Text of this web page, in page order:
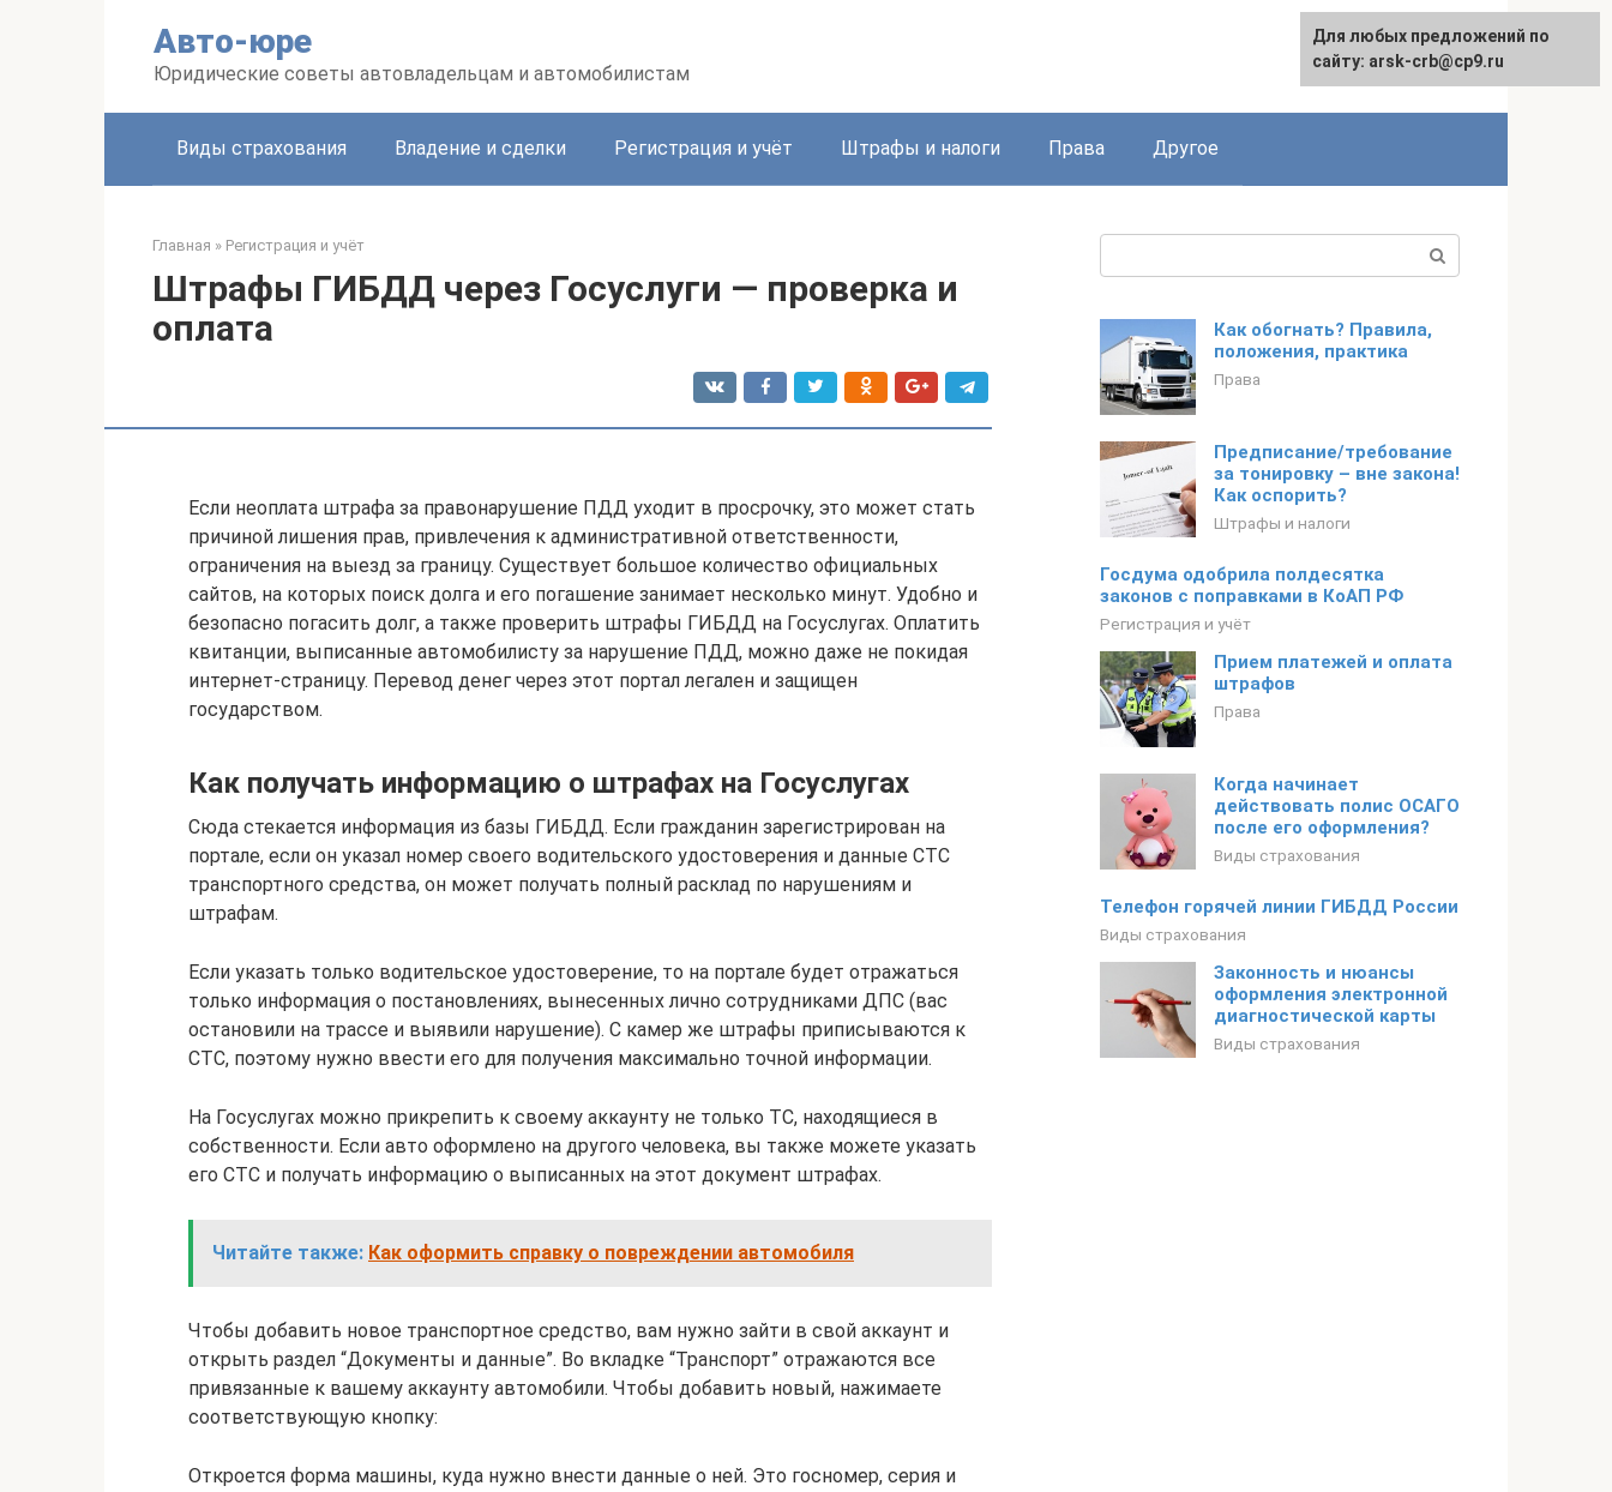
Авто-юре
Юридические советы автовладельцам и автомобилистам
Виды страхования Владение и сделки Регистрация и учёт Штрафы и налоги Права Другое
Главная » Регистрация и учёт
Штрафы ГИБДД через Госуслуги — проверка и
оплата
Если неоплата штрафа за правонарушение ПДД уходит в просрочку, это может стать
причиной лишения прав, привлечения к административной ответственности,
ограничения на выезд за границу. Существует большое количество официальных
сайтов, на которых поиск долга и его погашение занимает несколько минут. Удобно и
безопасно погасить долг, а также проверить штрафы ГИБДД на Госуслугах. Оплатить
квитанции, выписанные автомобилисту за нарушение ПДД, можно даже не покидая
интернет-страницу. Перевод денег через этот портал легален и защищен
государством.
Как получать информацию о штрафах на Госуслугах
Сюда стекается информация из базы ГИБДД. Если гражданин зарегистрирован на
портале, если он указал номер своего водительского удостоверения и данные СТС
транспортного средства, он может получать полный расклад по нарушениям и
штрафам.
Если указать только водительское удостоверение, то на портале будет отражаться
только информация о постановлениях, вынесенных лично сотрудниками ДПС (вас
остановили на трассе и выявили нарушение). С камер же штрафы приписываются к
СТС, поэтому нужно ввести его для получения максимально точной информации.
На Госуслугах можно прикрепить к своему аккаунту не только ТС, находящиеся в
собственности. Если авто оформлено на другого человека, вы также можете указать
его СТС и получать информацию о выписанных на этот документ штрафах.
Читайте также: Как оформить справку о повреждении автомобиля
Чтобы добавить новое транспортное средство, вам нужно зайти в свой аккаунт и
открыть раздел “Документы и данные”. Во вкладке “Транспорт” отражаются все
привязанные к вашему аккаунту автомобили. Чтобы добавить новый, нажимаете
соответствующую кнопку:
Откроется форма машины, куда нужно внести данные о ней. Это госномер, серия и
Как обогнать? Правила,
положения, практика
Права
Предписание/требование
за тонировку – вне закона!
Как оспорить?
Штрафы и налоги
Госдума одобрила полдесятка
законов с поправками в КоАП РФ
Регистрация и учёт
Прием платежей и оплата
штрафов
Права
Когда начинает
действовать полис ОСАГО
после его оформления?
Виды страхования
Телефон горячей линии ГИБДД России
Виды страхования
Законность и нюансы
оформления электронной
диагностической карты
Виды страхования
Для любых предложений по
сайту: arsk-crb@cp9.ru